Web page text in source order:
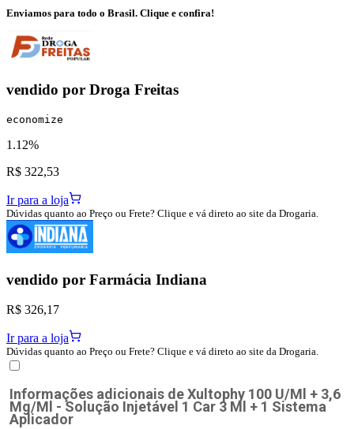
Enviamos para todo o Brasil. Clique e confira!
vendido por Droga Freitas
economize
1.12%
R$ 322,53
Ir para a loja
Dúvidas quanto ao Preço ou Frete? Clique e vá direto ao site da Drogaria.
vendido por Farmácia Indiana
R$ 326,17
Ir para a loja
Dúvidas quanto ao Preço ou Frete? Clique e vá direto ao site da Drogaria.
Informações adicionais deXultophy 100 U/Ml + 3,6
Mg/Ml - Solução Injetável 1 Car 3 Ml + 1 Sistema
Aplicador